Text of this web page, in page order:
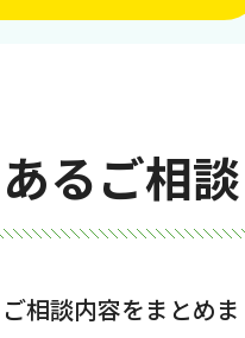
るご相談
相談内容をまとめ